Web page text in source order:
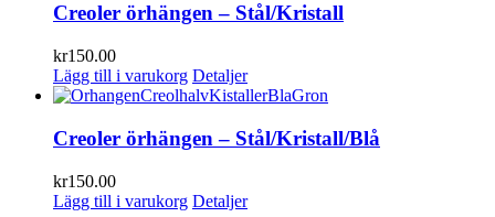
Creoler örhängen – Stål/Kristall
kr150.00
Lägg till i varukorg Detaljer
Creoler örhängen – Stål/Kristall/Blå
kr150.00
Lägg till i varukorg Detaljer